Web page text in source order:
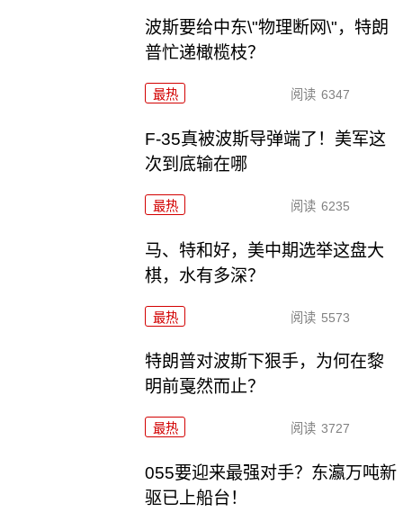
波斯要给中东\"物理断网\"，特朗
普忙递橄榄枝？
最热 阅读 6347
F-35真被波斯导弹端了！美军这
次到底输在哪
最热 阅读 6235
马、特和好，美中期选举这盘大
棋，水有多深？
最热 阅读 5573
特朗普对波斯下狠手，为何在黎
明前戛然而止？
最热 阅读 3727
055要迎来最强对手？东瀛万吨新
驱已上船台！